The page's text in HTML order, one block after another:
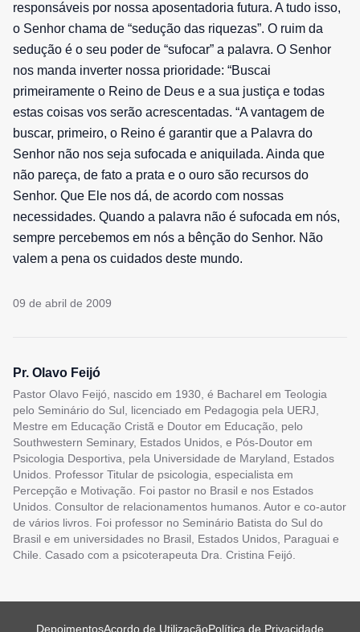
responsáveis por nossa aposentadoria futura. A tudo isso,
o Senhor chama de “sedução das riquezas”. O ruim da
sedução é o seu poder de “sufocar” a palavra. O Senhor
nos manda inverter nossa prioridade: “Buscai
primeiramente o Reino de Deus e a sua justiça e todas
estas coisas vos serão acrescentadas. “A vantagem de
buscar, primeiro, o Reino é garantir que a Palavra do
Senhor não nos seja sufocada e aniquilada. Ainda que
não pareça, de fato a prata e o ouro são recursos do
Senhor. Que Ele nos dá, de acordo com nossas
necessidades. Quando a palavra não é sufocada em nós,
sempre percebemos em nós a bênção do Senhor. Não
valem a pena os cuidados deste mundo.
09 de abril de 2009
Pr. Olavo Feijó
Pastor Olavo Feijó, nascido em 1930, é Bacharel em Teologia
pelo Seminário do Sul, licenciado em Pedagogia pela UERJ,
Mestre em Educação Cristã e Doutor em Educação, pelo
Southwestern Seminary, Estados Unidos, e Pós-Doutor em
Psicologia Desportiva, pela Universidade de Maryland, Estados
Unidos. Professor Titular de psicologia, especialista em
Percepção e Motivação. Foi pastor no Brasil e nos Estados
Unidos. Consultor de relacionamentos humanos. Autor e co-autor
de vários livros. Foi professor no Seminário Batista do Sul do
Brasil e em universidades no Brasil, Estados Unidos, Paraguai e
Chile. Casado com a psicoterapeuta Dra. Cristina Feijó.
DepoimentosAcordo de UtilizaçãoPolítica de Privacidade